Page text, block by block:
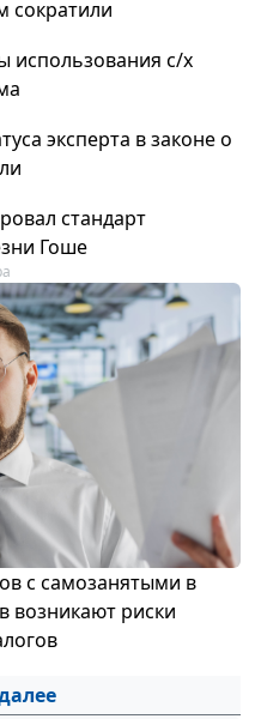
сократили
использования с/х
эксперта в законе о
стандарт
Гоше
с самозанятыми в
возникают риски